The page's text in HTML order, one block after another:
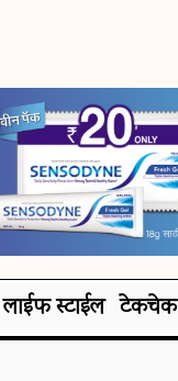
लाईफ स्टाईल टेकचेक